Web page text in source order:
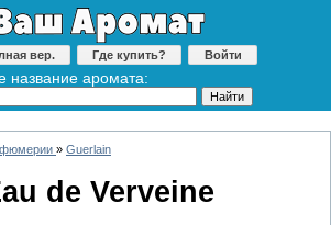
вер. Где купить? Войти
название аромата:
» Guerlain
de Verveine